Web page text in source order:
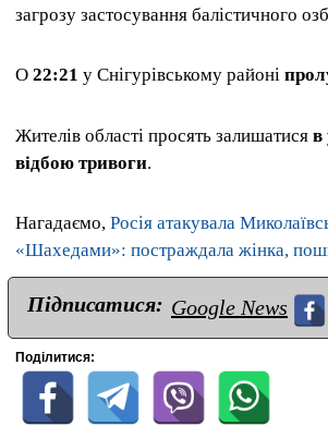
загрозу застосування балістичного
О 22:21 у Снігурівському районі
Жителів області просять залишатися в
відбою тривоги.
Нагадаємо, Росія атакувала
«Шахедами»: постраждала жінка,
Підписатися: Google News
Поділитися: